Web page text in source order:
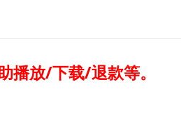
播放/下载/退款等。